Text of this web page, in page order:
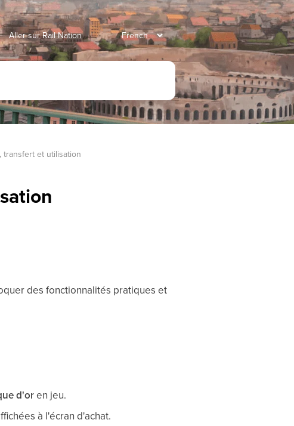
Aller sur Rail Nation
et utilisation
des fonctionnalités pratiques et
d'oren jeu.
à l'écran d'achat.